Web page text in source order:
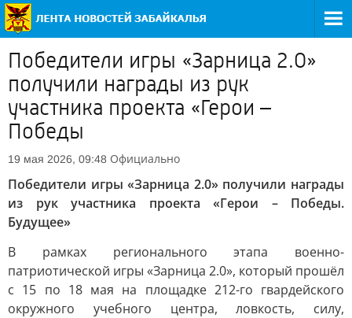
Победители игры «Зарница 2.0»
получили награды из рук
участника проекта «Герои –
Победы
19 мая 2026, 09:48 Официально
Победители игры «Зарница 2.0» получили награды
из рук участника проекта «Герои – Победы.
Будущее»
В рамках регионального этапа военно-
патриотической игры «Зарница 2.0», который прошёл
с 15 по 18 мая на площадке 212-го гвардейского
окружного учебного центра, ловкость, силу,